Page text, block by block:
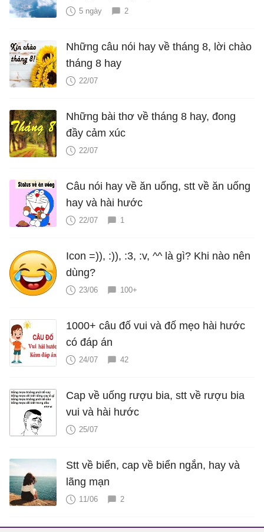
5 ngày 2
Những câu nói hay về tháng 8, lời chào
tháng 8 hay
22/07
Những bài thơ về tháng 8 hay, đong
đầy cảm xúc
22/07
Câu nói hay về ăn uống, stt về ăn uống
hay và hài hước
22/07 1
Icon =)), :)), :3, :v, ^^ là gì? Khi nào nên
dùng?
23/06 100+
1000+ câu đố vui và đố mẹo hài hước
có đáp án
24/07 42
Cap về uống rượu bia, stt về rượu bia
vui và hài hước
25/07
Stt về biển, cap về biển ngắn, hay và
lãng mạn
11/06 2